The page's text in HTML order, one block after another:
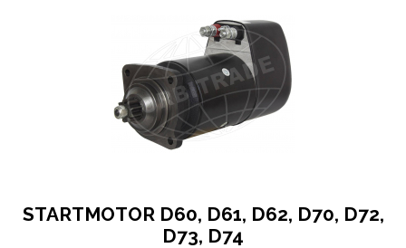
STARTMOTOR D60, D61, D62, D70, D72,
D73, D74